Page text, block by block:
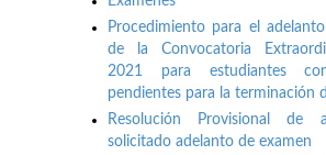
Procedimiento para el
de la Convocatoria
2021 para estudiantes
pendientes para la terminación
Resolución Provisional de
solicitado adelanto de examen